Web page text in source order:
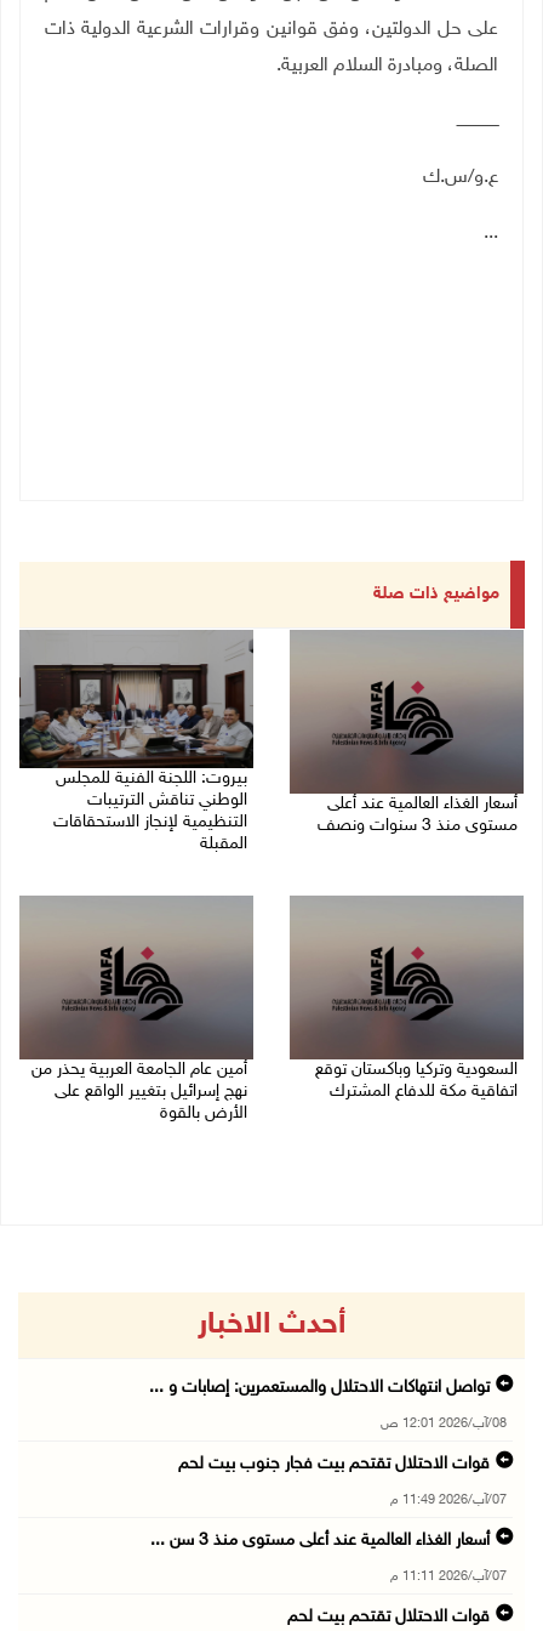
على حل الدولتين، وفق قوانين وقرارات الشرعية الدولية ذات
الصلة، ومبادرة السلام العربية.
ـــــــــــــــــ
ع.و/س.ك
...
مواضيع ذات صلة
أسعار الغذاء العالمية عند أعلى
مستوى منذ 3 سنوات ونصف
بيروت: اللجنة الفنية للمجلس
الوطني تناقش الترتيبات
التنظيمية لإنجاز الاستحقاقات
المقبلة
السعودية وتركيا وباكستان توقع
اتفاقية مكة للدفاع المشترك
أمين عام الجامعة العربية يحذر من
نهج إسرائيل بتغيير الواقع على
الأرض بالقوة
أحدث الاخبار
تواصل انتهاكات الاحتلال والمستعمرين: إصابات و ...
08/آب/2026 12:01 ص
قوات الاحتلال تقتحم بيت فجار جنوب بيت لحم
07/آب/2026 11:49 م
أسعار الغذاء العالمية عند أعلى مستوى منذ 3 سن ...
07/آب/2026 11:11 م
قوات الاحتلال تقتحم بيت لحم